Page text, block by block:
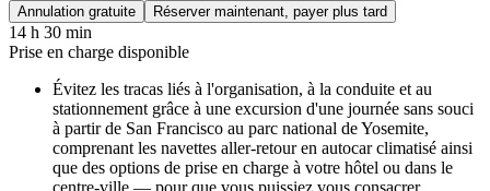
Annulation gratuite Réserver maintenant, payer plus tard
14 h 30 min
Prise en charge disponible
Évitez les tracas liés à l'organisation, à la conduite et au
stationnement grâce à une excursion d'une journée sans souci
à partir de San Francisco au parc national de Yosemite,
comprenant les navettes aller-retour en autocar climatisé ainsi
que des options de prise en charge à votre hôtel ou dans le
centre-ville — pour que vous puissiez vous consacrer